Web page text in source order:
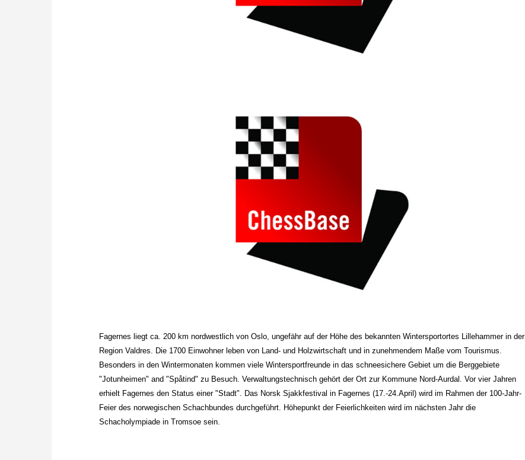
Fagernes liegt ca. 200 km nordwestlich von Oslo, ungefähr auf der Höhe des bekannten Wintersportortes Lillehammer in der
Region Valdres. Die 1700 Einwohner leben von Land- und Holzwirtschaft und in zunehmendem Maße vom Tourismus.
Besonders in den Wintermonaten kommen viele Wintersportfreunde in das schneesichere Gebiet um die Berggebiete
"Jotunheimen" and "Spåtind" zu Besuch. Verwaltungstechnisch gehört der Ort zur Kommune Nord-Aurdal. Vor vier Jahren
erhielt Fagernes den Status einer "Stadt". Das Norsk Sjakkfestival in Fagernes (17.-24.April) wird im Rahmen der 100-Jahr-
Feier des norwegischen Schachbundes durchgeführt. Höhepunkt der Feierlichkeiten wird im nächsten Jahr die
Schacholympiade in Tromsoe sein.